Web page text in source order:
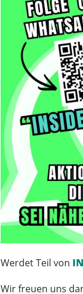
Werdet Teil von
Wir freuen uns